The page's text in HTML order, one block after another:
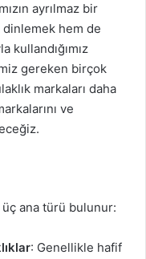
ayrılmaz bir
dinlemek hem de
kullandığımız
gereken birçok
markaları daha
ve
üç ana türü bulunur:
: Genellikle hafif